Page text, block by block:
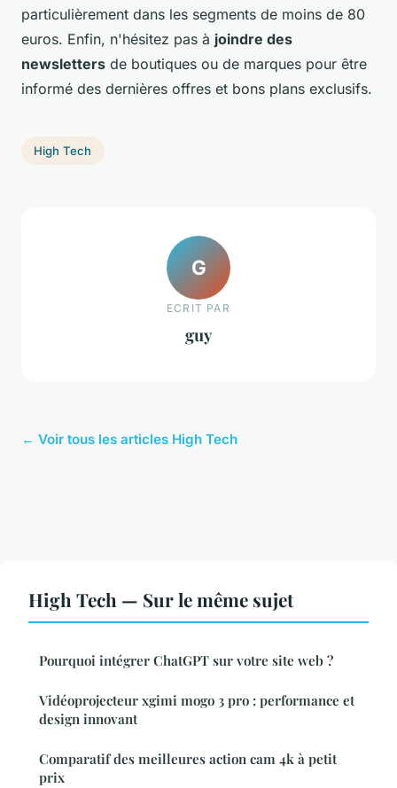
particulièrement dans les segments de moins de 80
euros. Enfin, n'hésitez pas à joindre des
newsletters de boutiques ou de marques pour être
informé des dernières offres et bons plans exclusifs.
High Tech
G
ECRIT PAR
guy
← Voir tous les articles High Tech
High Tech — Sur le même sujet
Pourquoi intégrer ChatGPT sur votre site web ?
Vidéoprojecteur xgimi mogo 3 pro : performance et
design innovant
Comparatif des meilleures action cam 4k à petit
prix